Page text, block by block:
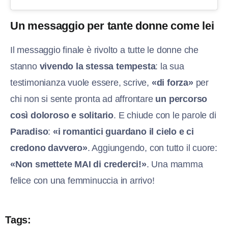
Un messaggio per tante donne come lei
Il messaggio finale è rivolto a tutte le donne che
stanno vivendo la stessa tempesta: la sua
testimonianza vuole essere, scrive, «di forza»per
chi non si sente pronta ad affrontareun percorso
così doloroso e solitario. E chiude con le parole di
Paradiso:«i romantici guardano il cielo e ci
credono davvero». Aggiungendo, con tutto il cuore:
«Non smettete MAI di crederci!». Una mamma
felice con una femminuccia in arrivo!
Tags: